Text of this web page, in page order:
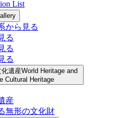
List
から見る
る
る
る
化遺産World Heritage and
Cultural Heritage
産
無形の文化財